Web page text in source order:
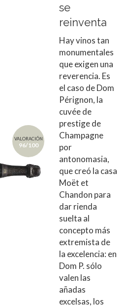
VALORACIÓN
96/100
se
reinventa
Hay vinos tan
monumentales
que exigen una
reverencia. Es
el caso de Dom
Pérignon, la
cuvée de
prestige de
Champagne
por
antonomasia,
que creó la casa
Moët et
Chandon para
dar rienda
suelta al
concepto más
extremista de
la excelencia: en
Dom P. sólo
valen las
añadas
excelsas, los